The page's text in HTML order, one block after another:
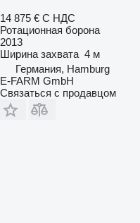
14 875 € С НДС
Ротационная борона
2013
Ширина захвата 4 м
Германия, Hamburg
E-FARM GmbH
Связаться с продавцом